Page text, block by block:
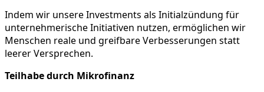
Indem wir unsere Investments als Initialzündung für
unternehmerische Initiativen nutzen, ermöglichen wir
Menschen reale und greifbare Verbesserungen statt
leerer Versprechen.
Teilhabe durch Mikrofinanz